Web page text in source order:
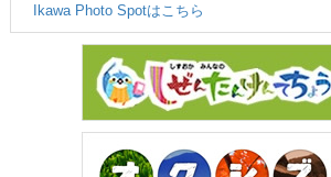
Ikawa Photo Spotはこちら